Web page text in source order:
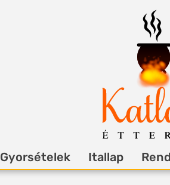
Gyorsételek Itallap